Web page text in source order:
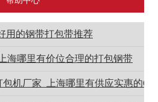
用的钢带打包带推荐
海哪里有价位合理的打包钢带
机厂家_上海哪里有供应实惠的